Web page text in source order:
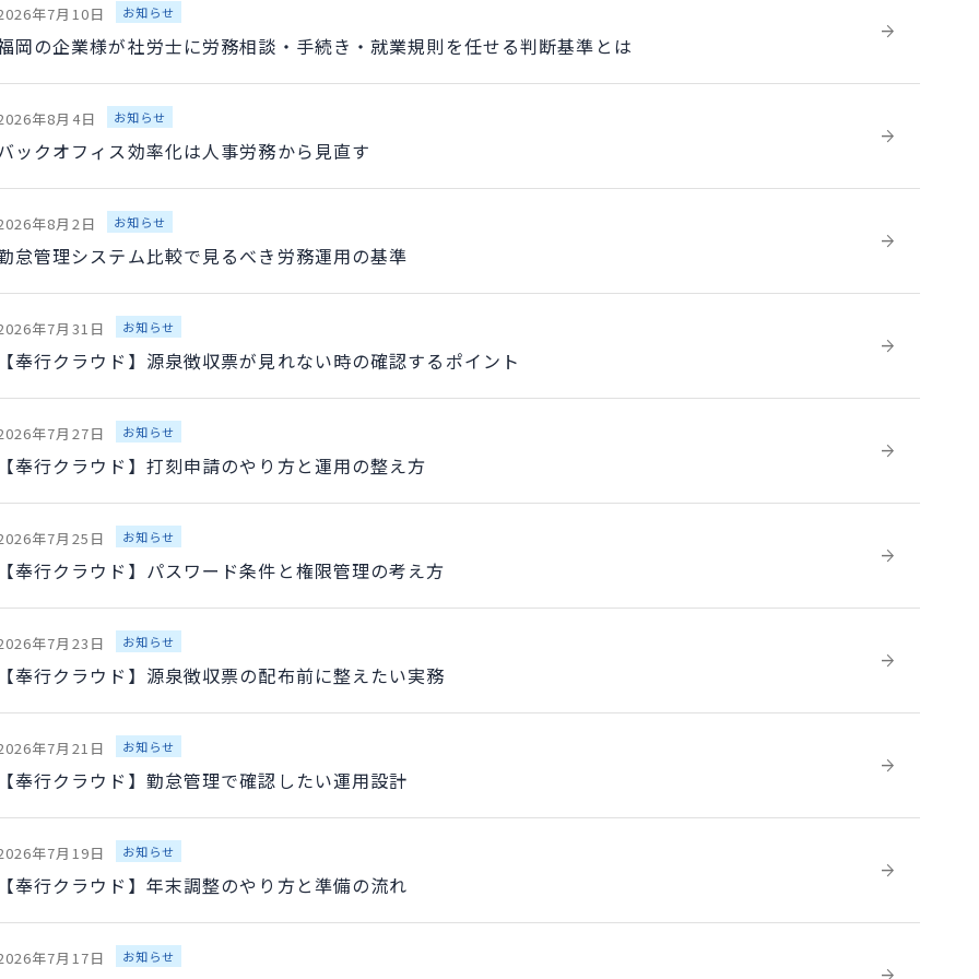
年7月10日 お知らせ
岡の企業様が社労士に労務相談・手続き・就業規則を任せる判断基準とは
年8月4日 お知らせ
ックオフィス効率化は人事労務から見直す
年8月2日 お知らせ
怠管理システム比較で見るべき労務運用の基準
年7月31日 お知らせ
奉行クラウド】源泉徴収票が見れない時の確認するポイント
年7月27日 お知らせ
奉行クラウド】打刻申請のやり方と運用の整え方
年7月25日 お知らせ
奉行クラウド】パスワード条件と権限管理の考え方
年7月23日 お知らせ
奉行クラウド】源泉徴収票の配布前に整えたい実務
年7月21日 お知らせ
奉行クラウド】勤怠管理で確認したい運用設計
年7月19日 お知らせ
奉行クラウド】年末調整のやり方と準備の流れ
年7月17日 お知らせ